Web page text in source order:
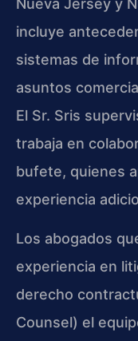
Nueva Jersey y
incluye
sistemas de
asuntos
El Sr. Sris
trabaja en
bufete, quienes
experiencia
Los abogados
experiencia en
derecho
Counsel) el